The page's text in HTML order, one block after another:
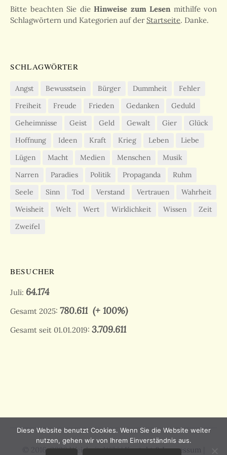
Bitte beachten Sie dieHinweise zum Lesenmithilfe von
Schlagwörtern und Kategorien auf der Startseite. Danke.
SCHLAGWÖRTER
Angst Bewusstsein Bürger Dummheit
Fehler
Freiheit
Freude Frieden Gedanken
Geduld
Geheimnisse
Geist Geld Gewalt Gier
Glück
Hoffnung
Ideen Kraft Krieg Leben
Liebe
Lügen
Macht Medien Menschen
Musik
Narren
Paradies Politik Propaganda
Ruhm
Seele
Sinn Tod Verstand Vertrauen
Wahrheit
Weisheit
Welt Wert Wirklichkeit Wissen
Zeit
Zweifel
BESUCHER
Juli: 64.174
Gesamt 2025: 780.611(+ 100%)
Gesamt seit 01.01.2019: 3.709.611
© 2016-2026 Weisheit-Wiki |Kontakt & Impressum
Diese Website benutzt Cookies. Wenn Sie die Website weiter
nutzen, gehen wir von Ihrem Einverständnis aus.